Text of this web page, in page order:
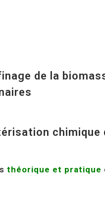
de la
chimique
théorique et pratique